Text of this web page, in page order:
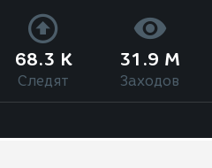
68.3 K
Следят
31.9 M
Заходов